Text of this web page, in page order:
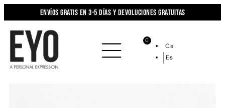
Envíos gratis en 3-5 días y devoluciones gratuitas
0
Ca
Es